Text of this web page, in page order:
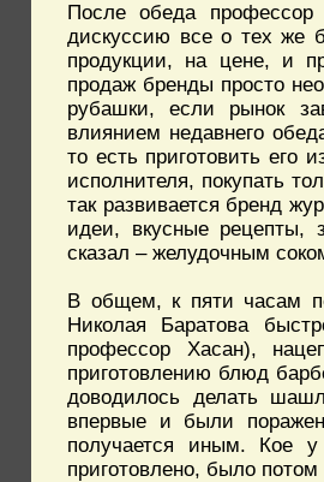
После обеда профессор
дискуссию все о тех же
продукции, на цене, и
продаж бренды просто
рубашки, если рынок
влиянием недавнего
то есть приготовить его
исполнителя, покупать
так развивается бренд
идеи, вкусные рецепты,
сказал – желудочным
В общем, к пяти часам
Николая Баратова
профессор Хасан),
приготовлению блюд
доводилось делать
впервые и были
получается иным. Кое
приготовлено, было